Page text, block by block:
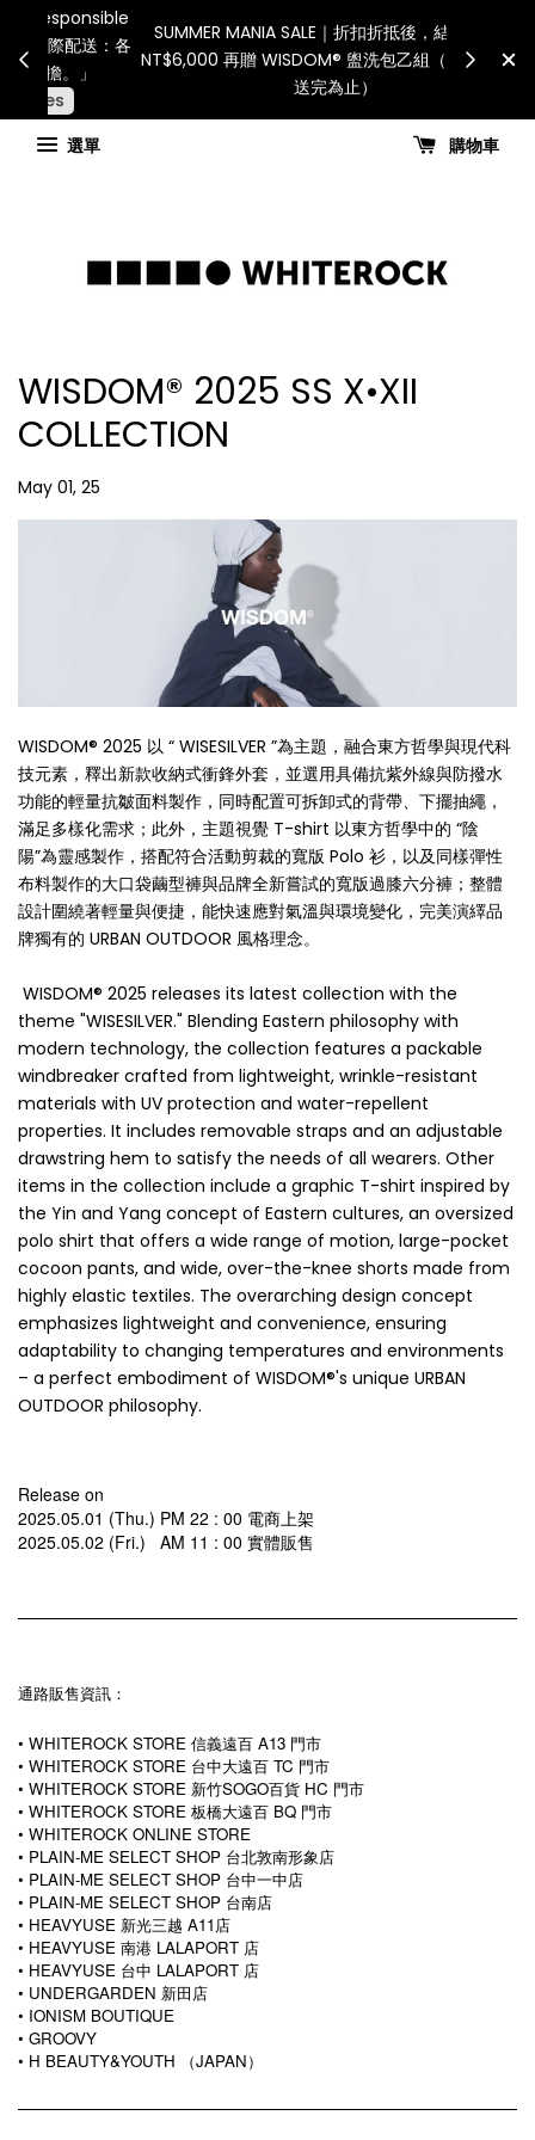
連假期間宅配服務將暫停配送。 如遇假日、天災或其
他不可抗力因素，出貨安排可能調整，敬請見諒
查看國內宅配最新公告
for all
國進
選單
購物車
WISDOM® 2025 SS X•XII
COLLECTION
May 01, 25
WISDOM® 2025 以 “ WISESILVER ”為主題，融合東方哲學與現代科
技元素，釋出新款收納式衝鋒外套，並選用具備抗紫外線與防撥水
功能的輕量抗皺面料製作，同時配置可拆卸式的背帶、下擺抽繩，
滿足多樣化需求；此外，主題視覺 T-shirt 以東方哲學中的 “陰
陽”為靈感製作，搭配符合活動剪裁的寬版 Polo 衫，以及同樣彈性
布料製作的大口袋繭型褲與品牌全新嘗試的寬版過膝六分褲；整體
設計圍繞著輕量與便捷，能快速應對氣溫與環境變化，完美演繹品
牌獨有的 URBAN OUTDOOR 風格理念。
WISDOM® 2025 releases its latest collection with the
theme "WISESILVER." Blending Eastern philosophy with
modern technology, the collection features a packable
windbreaker crafted from lightweight, wrinkle-resistant
materials with UV protection and water-repellent
properties. It includes removable straps and an adjustable
drawstring hem to satisfy the needs of all wearers. Other
items in the collection include a graphic T-shirt inspired by
the Yin and Yang concept of Eastern cultures, an oversized
polo shirt that offers a wide range of motion, large-pocket
cocoon pants, and wide, over-the-knee shorts made from
highly elastic textiles. The overarching design concept
emphasizes lightweight and convenience, ensuring
adaptability to changing temperatures and environments
– a perfect embodiment of WISDOM®'s unique URBAN
OUTDOOR philosophy.
Release on
2025.05.01 (Thu.) PM 22 : 00 電商上架
2025.05.02 (Fri.)   AM 11 : 00 實體販售
通路販售資訊：
• WHITEROCK STORE 信義遠百 A13 門市
• WHITEROCK STORE 台中大遠百 TC 門市
• WHITEROCK STORE 新竹SOGO百貨 HC 門市
• WHITEROCK STORE 板橋大遠百 BQ 門市
• WHITEROCK ONLINE STORE
• PLAIN-ME SELECT SHOP 台北敦南形象店
• PLAIN-ME SELECT SHOP 台中一中店
• PLAIN-ME SELECT SHOP 台南店
• HEAVYUSE 新光三越 A11店
• HEAVYUSE 南港 LALAPORT 店
• HEAVYUSE 台中 LALAPORT 店
• UNDERGARDEN 新田店
• IONISM BOUTIQUE
• GROOVY
• H BEAUTY&YOUTH （JAPAN）